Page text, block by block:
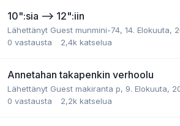
10":sia --> 12":iin
Lähettänyt Guest munmini-74, 14. Elokuuta,
0 vastausta 2,4k katselua
Annetahan takapenkin verhoolu
Lähettänyt Guest makiranta p, 9. Elokuuta,
0 vastausta 2,2k katselua